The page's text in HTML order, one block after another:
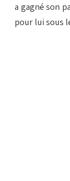
a gagné son
pour lui sous